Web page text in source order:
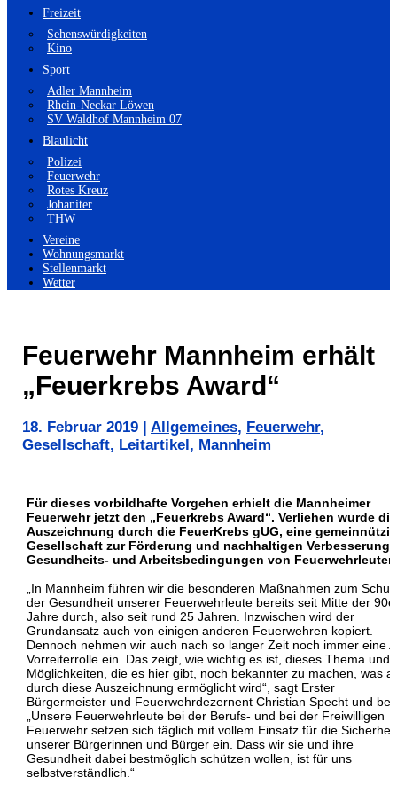
Freizeit
Sehenswürdigkeiten
Kino
Sport
Adler Mannheim
Rhein-Neckar Löwen
SV Waldhof Mannheim 07
Blaulicht
Polizei
Feuerwehr
Rotes Kreuz
Johaniter
THW
Vereine
Wohnungsmarkt
Stellenmarkt
Wetter
Feuerwehr Mannheim erhält
„Feuerkrebs Award“
18. Februar 2019 Allgemeines, Feuerwehr,
Gesellschaft, Leitartikel , Mannheim
Für dieses vorbildhafte Vorgehen erhielt die Mannheimer
Feuerwehr jetzt den „Feuerkrebs Award“. Verliehen wurde die
Auszeichnung durch die FeuerKrebs gUG, eine
Gesellschaft zur Förderung und nachhaltigen Verbesserung
Gesundheits- und Arbeitsbedingungen von
„In Mannheim führen wir die besonderen Maßnahmen zum
der Gesundheit unserer Feuerwehrleute bereits seit Mitte der
Jahre durch, also seit rund 25 Jahren. Inzwischen wird der
Grundansatz auch von einigen anderen Feuerwehren kopiert.
Dennoch nehmen wir auch nach so langer Zeit noch immer eine
Vorreiterrolle ein. Das zeigt, wie wichtig es ist, dieses Thema und
Möglichkeiten, die es hier gibt, noch bekannter zu machen, was
durch diese Auszeichnung ermöglicht wird“, sagt Erster
Bürgermeister und Feuerwehrdezernent Christian Specht und
„Unsere Feuerwehrleute bei der Berufs- und bei der Freiwilligen
Feuerwehr setzen sich täglich mit vollem Einsatz für die Sicherheit
unserer Bürgerinnen und Bürger ein. Dass wir sie und ihre
Gesundheit dabei bestmöglich schützen wollen, ist für uns
selbstverständlich.“